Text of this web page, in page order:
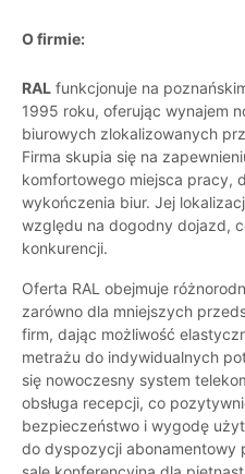
O firmie:
RAL funkcjonuje na
1995 roku, oferując wynajem
biurowych zlokalizowanych
Firma skupia się na
komfortowego miejsca pracy,
wykończenia biur. Jej
względu na dogodny dojazd,
konkurencji.
Oferta RAL obejmuje
zarówno dla mniejszych
firm, dając możliwość
metrażu do indywidualnych
się nowoczesny system
obsługa recepcji, co
bezpieczeństwo i wygodę
do dyspozycji abonamentowy